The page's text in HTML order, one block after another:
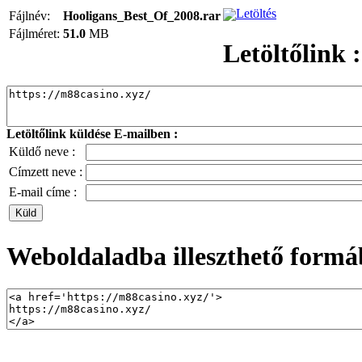
Fájlnév:
Hooligans_Best_Of_2008.rar
Fájlméret: 51.0 MB
Letöltés
Letöltőlink :
Letöltőlink küldése E-mailben :
Küldő neve :
Címzett neve :
E-mail címe :
Weboldaladba illeszthető